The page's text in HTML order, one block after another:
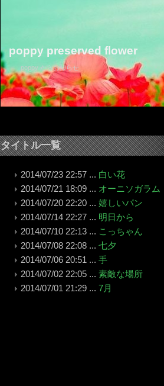
poppy preserved flower
poppy からお知らせ
タイトル一覧
2014/07/23 22:57 ... 白い花
2014/07/21 18:09 ... オーニソガラム
2014/07/20 22:20 ... 嬉しいパン
2014/07/14 22:27 ... 明日から
2014/07/10 22:13 ... こっちゃん
2014/07/08 22:08 ... 七夕
2014/07/06 20:51 ... 手
2014/07/02 22:05 ... 素敵な場所
2014/07/01 21:29 ... 7月